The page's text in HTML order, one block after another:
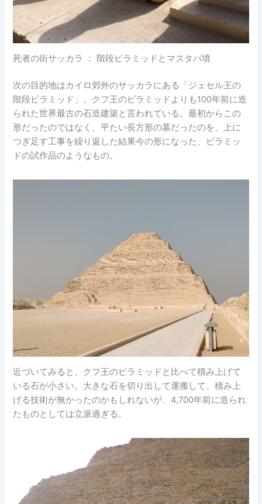
死者の街サッカラ ： 階段ピラミッドとマスタバ墳
次の目的地はカイロ郊外のサッカラにある「ジェセル王の
階段ピラミッド」。クフ王のピラミッドよりも100年前に造
られた世界最古の石造建築と言われている。最初からこの
形だったのではなく、平たい長方形の墓だったのを、上に
つぎ足す工事を繰り返した結果今の形になった、ピラミッ
ドの試作品のようなもの。
近づいてみると、クフ王のピラミッドと比べて積み上げて
いる石が小さい。大きな石を切り出して運搬して、積み上
げる技術が無かったのかもしれないが、4,700年前に造られ
たものとしては立派過ぎる。